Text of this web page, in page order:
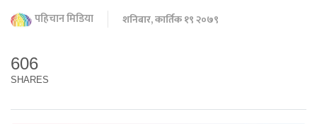
पहिचान मिडिया शनिबार, कार्तिक १९ २०७९
606
SHARES